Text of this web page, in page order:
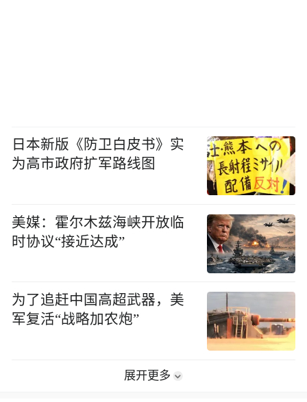
日本新版《防卫白皮书》实
为高市政府扩军路线图
美媒：霍尔木兹海峡开放临
时协议“接近达成”
为了追赶中国高超武器，美
军复活“战略加农炮”
展开更多